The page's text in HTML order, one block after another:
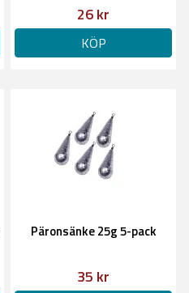
26 kr
KÖP
Päronsänke 25g 5-pack
35 kr